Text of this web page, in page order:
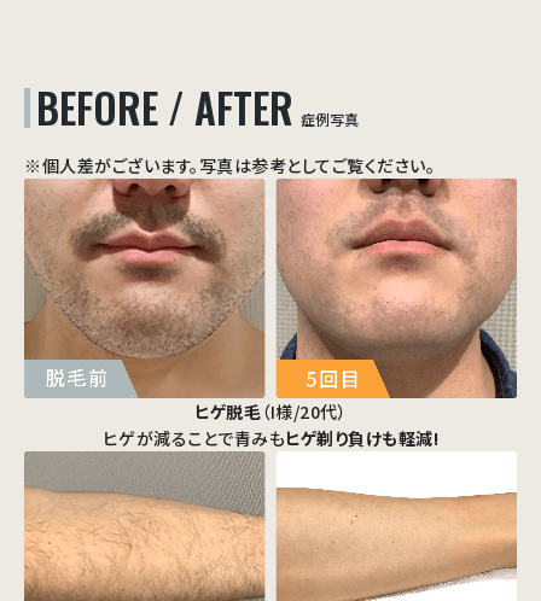
BEFORE / AFTER 症例写真
※個人差がございます。写真は参考としてご覧ください。
ヒゲ脱毛（I様/20代）
ヒゲが減ることで青みもヒゲ剃り負けも軽減!